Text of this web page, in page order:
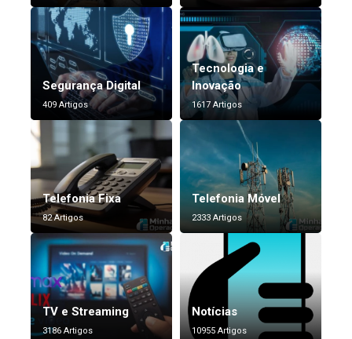
Segurança Digital
409 Artigos
Tecnologia e
Inovação
1617 Artigos
Telefonia Fixa
82 Artigos
Telefonia Móvel
2333 Artigos
TV e Streaming
3186 Artigos
Notícias
10955 Artigos